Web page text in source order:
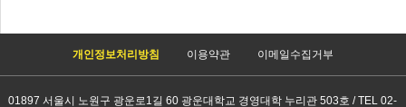
개인정보처리방침 이용약관 이메일수집거부
01897 서울시 노원구 광운로1길 60 광운대학교 경영대학 누리관 503호 / TEL 02-